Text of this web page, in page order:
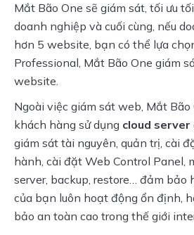
Mắt Bão One sẽ giám sát, tối ưu
doanh nghiệp và cuối cùng, nếu
hơn 5 website, bạn có thể lựa
Professional, Mắt Bão One giám
website.
Ngoài việc giám sát web, Mắt
khách hàng sử dụng cloud server
giám sát tài nguyên, quản trị, cài
hành, cài đặt Web Control Panel,
server, backup, restore… đảm bảo
của bạn luôn hoạt động ổn định,
bảo an toàn cao trong thế giới